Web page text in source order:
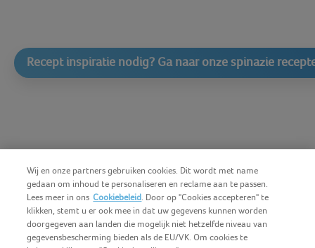
Recept inspiratie nodig? Ga naar onze spinazie
Wij en onze partners gebruiken cookies. Dit wordt met name
gedaan om inhoud te personaliseren en reclame aan te passen.
Lees meer in ons Cookiebeleid. Door op "Cookies accepteren" te
klikken, stemt u er ook mee in dat uw gegevens kunnen worden
doorgegeven aan landen die mogelijk niet hetzelfde niveau van
gegevensbescherming bieden als de EU/VK. Om cookies te